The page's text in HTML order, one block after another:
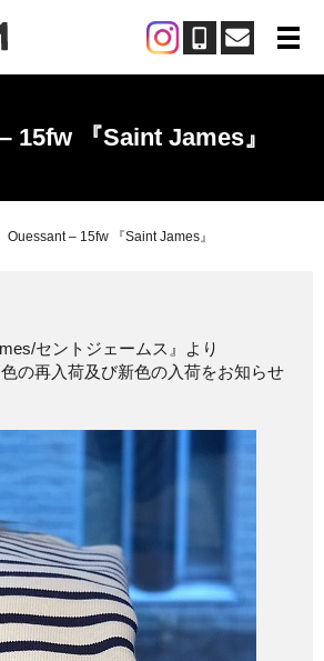
メ
15fw 『Saint James』
Ouessant – 15fw 『Saint James』
セントジェームス』より
の再入荷及び新色の入荷をお知らせ